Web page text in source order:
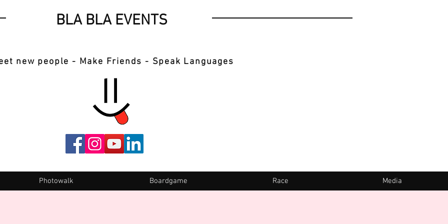
BLA BLA EVENTS
new people - Make Friends - Speak Languages
Photowalk Boardgame Race Media